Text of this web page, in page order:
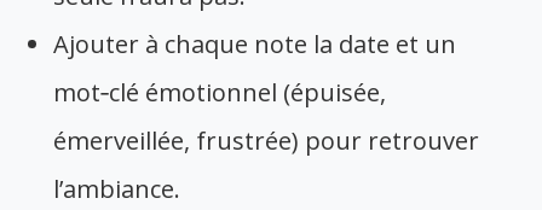
Ajouter à chaque note la date et un
mot‑clé émotionnel (épuisée,
émerveillée, frustrée) pour retrouver
l’ambiance.